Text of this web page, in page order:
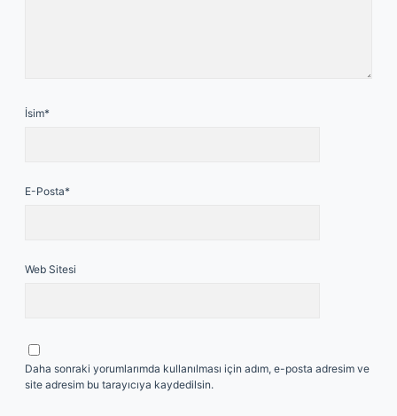
İsim*
E-Posta*
Web Sitesi
Daha sonraki yorumlarımda kullanılması için adım, e-posta adresim ve
site adresim bu tarayıcıya kaydedilsin.